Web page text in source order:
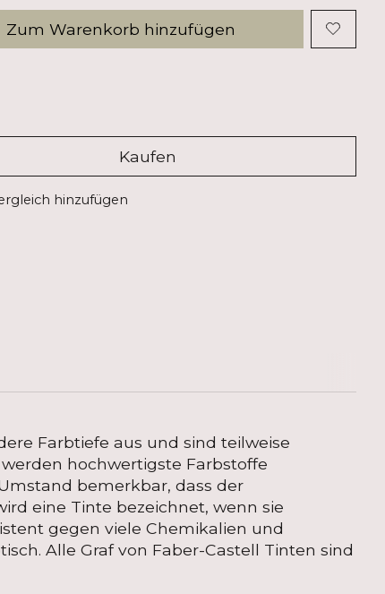
Zum Warenkorb hinzufügen
Kaufen
hinzufügen
Farbtiefe aus und sind teilweise
hochwertigste Farbstoffe
bemerkbar, dass der
eine Tinte bezeichnet, wenn sie
gegen viele Chemikalien und
Alle Graf von Faber-Castell Tinten sind